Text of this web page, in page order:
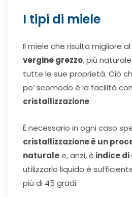
I tipi di miele
Il miele che risulta migliore
vergine grezzo, più
tutte le sue proprietà. Ciò
po’ scomodo è la facilità
cristallizzazione.
È necessario in ogni caso
cristallizzazione è un
naturalee, anzi, è indice
utilizzarlo liquido è
più di 45 gradi.